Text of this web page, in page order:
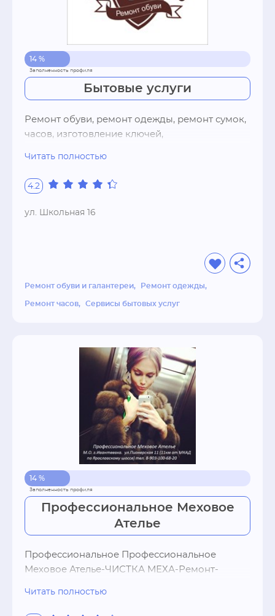
14 %
Бытовые услуги
Ремонт обуви, ремонт одежды, ремонт сумок,
часов, изготовление ключей,
БЕСПЛАТНО. гарантия качества
Читать полностью
4.2
ул. Школьная 16
Ремонт обуви и галантереи Ремонт одежды
Ремонт часов Сервисы бытовых услуг
14 %
Профессиональное Меховое
Ателье
Профессиональное Профессиональное
Меховое Ателье-ЧИСТКА МЕХА-Ремонт-
Читать полностью